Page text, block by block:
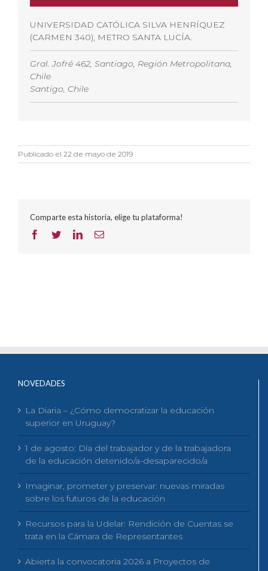
UNIVERSIDAD CATÓLICA SILVA HENRÍQUEZ
(CARMEN 340), METRO SANTA LUCÍA.
Gral. Jofré 462, Santiago, Región Metropolitana,
Chile
Santigo, Chile
Publicado el 22 de mayo de 2019
Comparte esta historia, elige tu plataforma!
Facebook
TwitterLinkedInCorreo
NOVEDADES
La Diaria – ¿Cómo democratizar la educación
superior en Uruguay?
1 de agosto: Día del trabajador y de la trabajadora
de la educación detenido/a-desaparecido/a
Imaginar, prometer y preservar: nuevas miradas
sobre los futuros de la educación
Recursos para la Udelar: Rendición de Cuentas se
trata en la Cámara de Representantes
Abierta la convocatoria 2026 a Proyectos de